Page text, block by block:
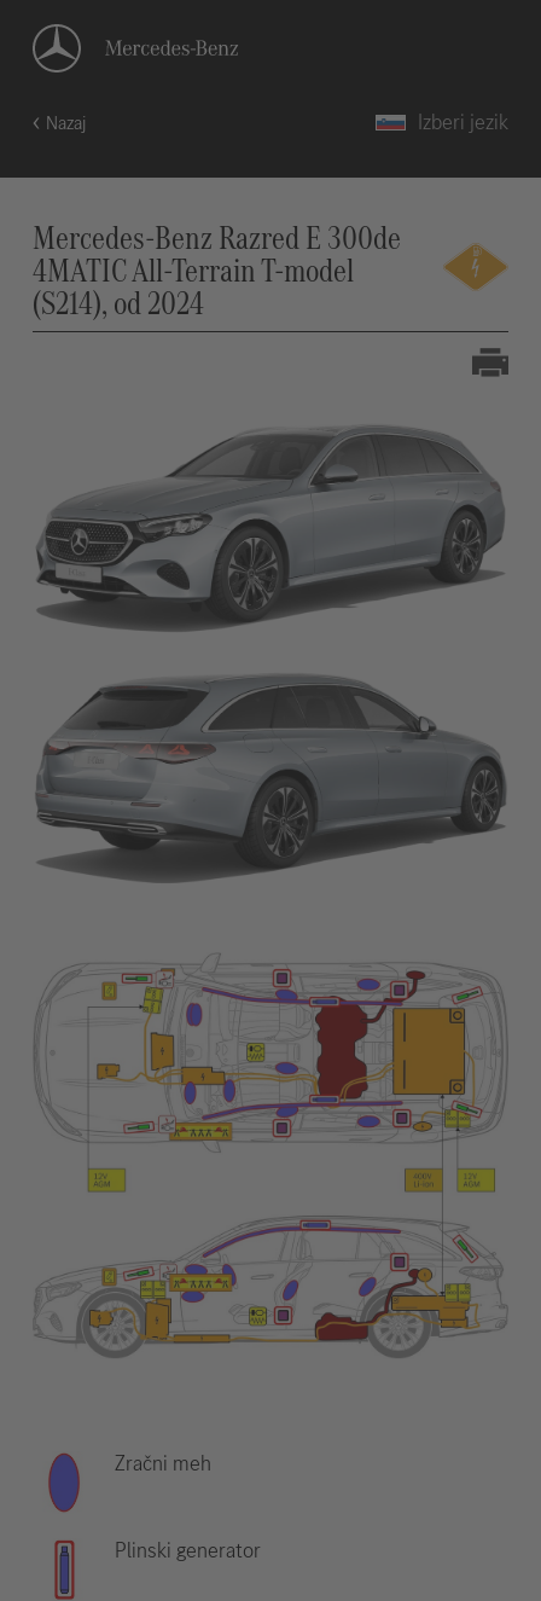
Nazaj Izberi jezik
Mercedes-Benz Razred E 300de
4MATIC All-Terrain T-model
(S214), od 2024
Zračni meh
Plinski generator